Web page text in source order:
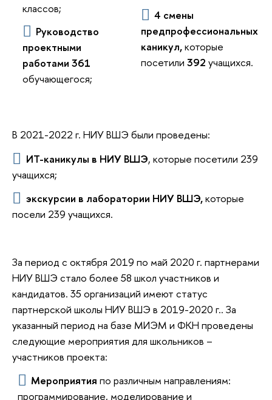
классов;
Руководство
проектными
работами 361
обучающегося;
4 смены
предпрофессиональных
каникул,которые
посетили 392 учащихся.
В 2021-2022 г. НИУ ВШЭ были проведены:
ИТ-каникулы в НИУ ВШЭ, которые посетили 239
учащихся;
экскурсии в лаборатории НИУ ВШЭ,которые
посели 239 учащихся.
За период с октября 2019 по май 2020 г. партнерами
НИУ ВШЭ стало более 58 школ участников и
кандидатов. 35 организаций имеют статус
партнерской школы НИУ ВШЭ в 2019-2020 г.. За
указанный период на базе МИЭМ и ФКН проведены
следующие мероприятия для школьников –
участников проекта:
Мероприятия по различным направлениям:
программирование, моделирование и